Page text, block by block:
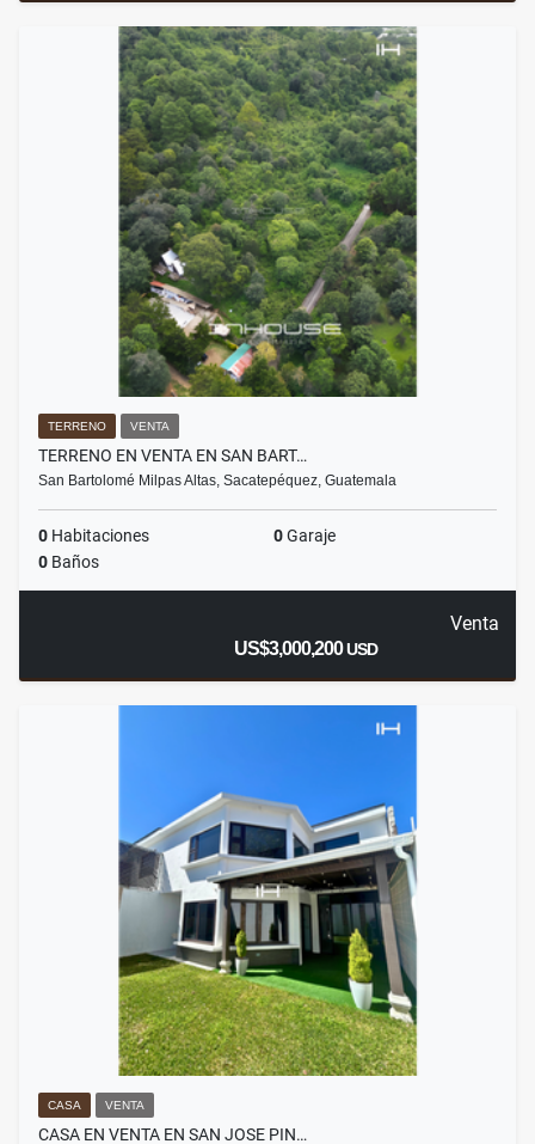
TERRENO VENTA
TERRENO EN VENTA EN SAN BART…
San Bartolomé Milpas Altas, Sacatepéquez, Guatemala
0 Habitaciones 0Garaje
0 Baños
Venta
US$3,000,200USD
CASA VENTA
CASA EN VENTA EN SAN JOSE PIN…